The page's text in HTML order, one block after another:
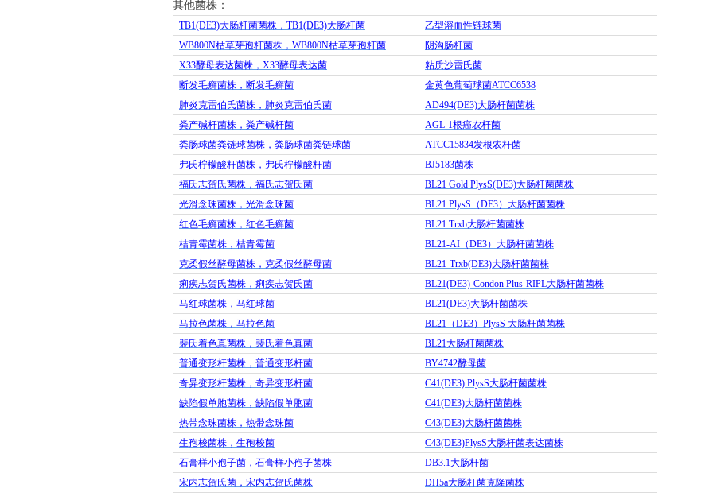
其他菌株：
TB1(DE3)大肠杆菌菌株， TB1(DE3)大肠杆菌
乙型溶血性链球菌
WB800N枯草芽孢杆菌株， WB800N枯草芽孢杆菌
阴沟肠杆菌
X33酵母表达菌株， X33酵母表达菌
粘质沙雷氏菌
断发毛癣菌株，断发毛癣菌
金黄色葡萄球菌ATCC6538
肺炎克雷伯氏菌株，肺炎克雷伯氏菌
AD494(DE3)大肠杆菌菌株
粪产碱杆菌株，粪产碱杆菌
AGL-1根癌农杆菌
粪肠球菌粪链球菌株，粪肠球菌粪链球菌
ATCC15834发根农杆菌
弗氏柠檬酸杆菌株，弗氏柠檬酸杆菌
BJ5183菌株
福氏志贺氏菌株，福氏志贺氏菌
BL21 Gold PlysS(DE3)大肠杆菌菌株
光滑念珠菌株，光滑念珠菌
BL21 PlysS （DE3）大肠杆菌菌株
红色毛癣菌株，红色毛癣菌
BL21 Trxb大肠杆菌菌株
桔青霉菌株，桔青霉菌
BL21-AI （DE3）大肠杆菌菌株
克柔假丝酵母菌株，克柔假丝酵母菌
BL21-Trxb(DE3)大肠杆菌菌株
痢疾志贺氏菌株，痢疾志贺氏菌
BL21(DE3)-Condon Plus-RIPL大肠杆菌菌株
马红球菌株，马红球菌
BL21(DE3)大肠杆菌菌株
马拉色菌株，马拉色菌
BL21 （DE3） PlysS 大肠杆菌菌株
裴氏着色真菌株，裴氏着色真菌
BL21大肠杆菌菌株
普通变形杆菌株，普通变形杆菌
BY4742酵母菌
奇异变形杆菌株，奇异变形杆菌
C41(DE3) PlysS大肠杆菌菌株
缺陷假单胞菌株，缺陷假单胞菌
C41(DE3)大肠杆菌菌株
热带念珠菌株，热带念珠菌
C43(DE3)大肠杆菌菌株
生孢梭菌株，生孢梭菌
C43(DE3)PlysS大肠杆菌表达菌株
石膏样小孢子菌，石膏样小孢子菌株
DB3.1大肠杆菌
宋内志贺氏菌，宋内志贺氏菌株
DH5a大肠杆菌克隆菌株